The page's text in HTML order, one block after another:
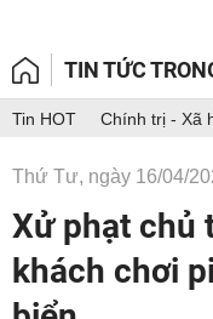
TIN TỨC
Tin HOT Chính trị - Xã
Thứ Tư, ngày 16/04/
Xử phạt chủ
khách chơi